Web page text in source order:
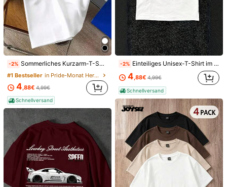
-13% Vintage-Herrenhemd aus gewaschener Baumwolle mit kurzen Ärmeln und Rundhalsausschnitt, Retro-Streetstyle, geeignet für Freizeit, Sport und Ausgehen, Sommeroberteil
#8 Bestseller in Avantgarde - Street Casual Herren T-Shirts
4,89€ 5,65€
Schnellversand
6
HIMLAND
HIMLAND Locker sitzendes Herren-Hemd in Unifarbe mit halber Knopfleiste, Kurzarm, lässig, weiß, Old Money, Paar-Accessoire, Urlaub, Vatertagsgeschenk
#7 Bestseller in Halbe Knopfleiste Herren Hemden
-2% Sommerliches Kurzarm-T-Shirt für Herren mit Grafikprint – Lustiges Döner-Kebab-Design, weich, Rundhalsausschnitt, perfekt für Outdoor-Festivals und Food-Events.
#1 Bestseller in Pride-Monat Herren T-Shirts
4 ,88€ 4,99€
Schnellversand
-2% Einteiliges Unisex-T-Shirt im Harajuku-Streetwear-Stil, minimalistisches weißes T-Shirt mit Schild- und Sternenmuster, Rundhalsausschnitt, kurze Ärmel, lässiges Oberteil.
4,88€ 4,99€
Schnellversand